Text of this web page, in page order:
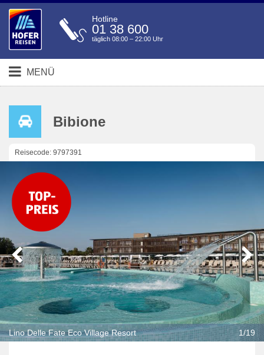
Hotline
01 38 600
täglich 08:00 – 22:00 Uhr
MENÜ
Bibione
Reisecode: 9797391
Lino Delle Fate Eco Village Resort 1/19